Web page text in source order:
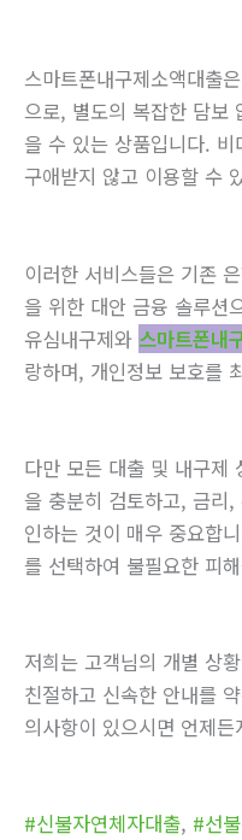
스마트폰내구제소액대출
으로, 별도의 복잡한 담보
을 수 있는 상품입니다.
구애받지 않고 이용할 수
이러한 서비스들은 기존
을 위한 대안 금융 솔루션
유심내구제와 스마트폰내
랑하며, 개인정보 보호를
다만 모든 대출 및 내구제
을 충분히 검토하고, 금리
인하는 것이 매우 중요합
를 선택하여 불필요한 피
저희는 고객님의 개별 상
친절하고 신속한 안내를
의사항이 있으시면 언제
#신불자연체자대출, #선